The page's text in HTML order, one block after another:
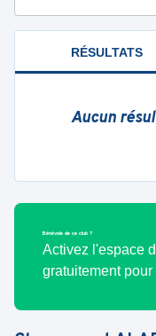
RÉSULTATS
Aucun
Bénévole de ce club ?
Activez l'espace
gratuitement pour